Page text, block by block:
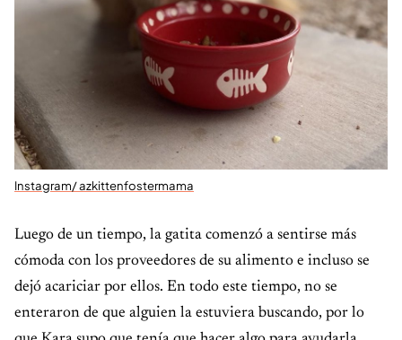
Instagram/ azkittenfostermama
Luego de un tiempo, la gatita comenzó a sentirse más
cómoda con los proveedores de su alimento e incluso se
dejó acariciar por ellos. En todo este tiempo, no se
enteraron de que alguien la estuviera buscando, por lo